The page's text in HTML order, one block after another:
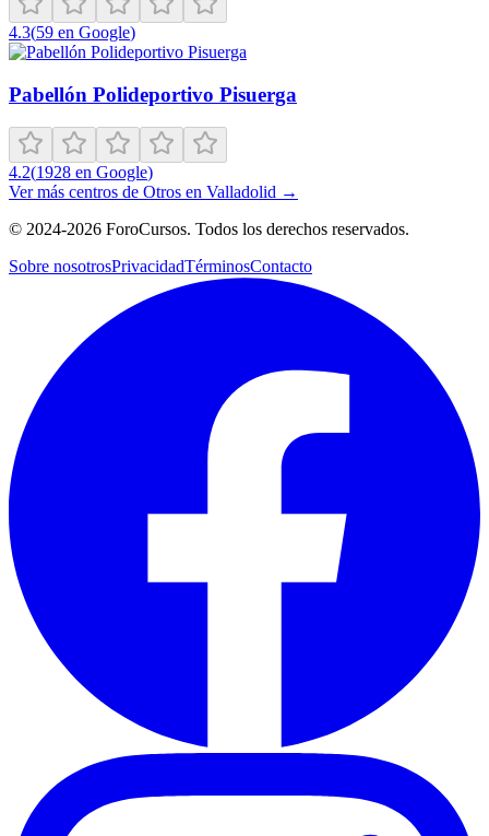
4.3(59 en Google)
Pabellón Polideportivo Pisuerga
4.2(1928 en Google)
Ver más centros de Otros en Valladolid →
© 2024-2026 ForoCursos. Todos los derechos reservados.
Sobre nosotrosPrivacidadTérminosContacto